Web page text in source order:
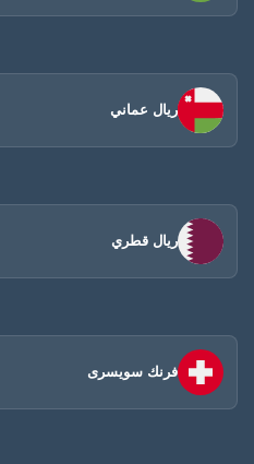
ريال عماني
ريال قطري
فرنك سويسرى